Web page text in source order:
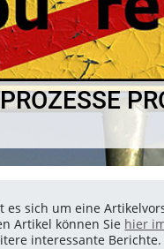
sich um eine
Artikel können Sie hier
interessante